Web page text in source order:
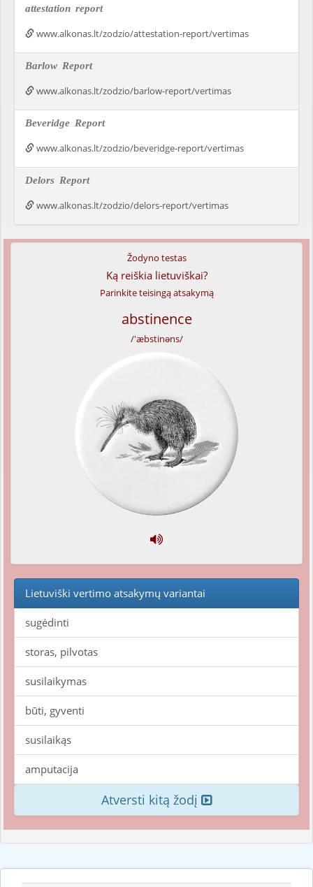
attestation report
www.alkonas.lt/zodzio/attestation-report/vertimas
Barlow Report
www.alkonas.lt/zodzio/barlow-report/vertimas
Beveridge Report
www.alkonas.lt/zodzio/beveridge-report/vertimas
Delors Report
www.alkonas.lt/zodzio/delors-report/vertimas
Žodyno testas
Ką reiškia lietuviškai?
Parinkite teisingą atsakymą
abstinence
/'æbstinəns/
Lietuviški vertimo atsakymų variantai
sugėdinti
storas, pilvotas
susilaikymas
būti, gyventi
susilaikąs
amputacija
Atversti kitą žodį